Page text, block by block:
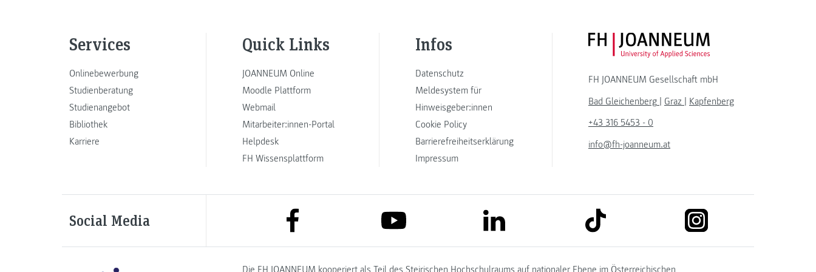
Services
Onlinebewerbung
Studienberatung
Studienangebot
Bibliothek
Karriere
Quick Links
JOANNEUM Online
Moodle Plattform
Webmail
Mitarbeiter:innen-Portal
Helpdesk
FH Wissensplattform
Infos
Datenschutz
Meldesystem für
Hinweisgeber:innen
Cookie Policy
Barrierefreiheitserklärung
Impressum
FH JOANNEUM Logo
FH JOANNEUM Gesellschaft mbH
Bad Gleichenberg | Graz | Kapfenberg
+43 316 5453 - 0
info@fh-joanneum.at
Social Media link to facebook link to youtube link to linkedin link to tiktok
Die FH JOANNEUM kooperiert als Teil des Steirischen Hochschulraums auf nationaler Ebene im Österreichischen